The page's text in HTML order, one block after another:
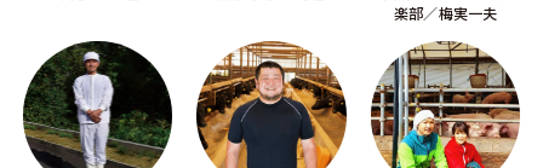
楽部／梅実一夫